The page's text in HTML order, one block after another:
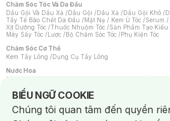
Chăm Sóc Tóc Và Da Đầu
Dầu Gội Và Dầu Xả /Dầu Gội /Dầu Xả /Dầu Gội Khô /
Tẩy Tế Bào Chết Da Đầu /Mặt Nạ / Kem Ủ Tóc /Serum
Xịt Dưỡng Tóc /Thuốc Nhuộm Tóc /Sản Phẩm Tạo Kiểu
Máy Sấy Tóc /Lược /Bộ Chăm Sóc Tóc /Phụ Kiện Tóc
Chăm Sóc Cơ Thể
Kem Tẩy Lông /Dụng Cụ Tẩy Lông
Nước Hoa
Nước Hoa Nữ
Chăm Sóc Cá Nhân
Chống Muỗi /Khẩu Trang /Máy Massage/Mặt Nạ Xông
Sản Phẩm Chăm Sóc Khác /Bàn Chải Đánh Răng /
BIỂU NGỮ COOKIE
Notice about cookies usage
Chúng tôi quan tâm đến quyền